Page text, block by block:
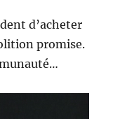
d’acheter
promise.